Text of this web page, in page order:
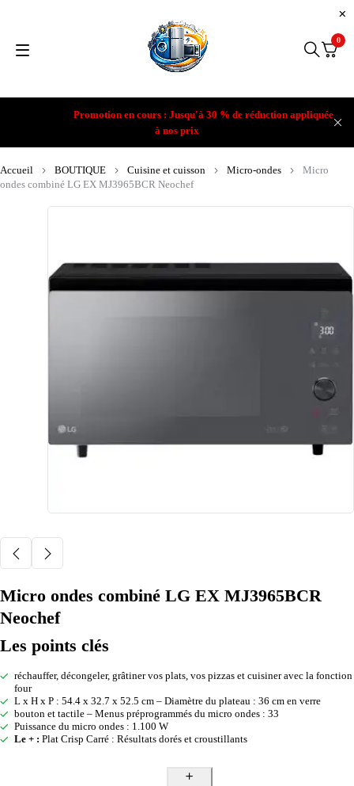
Promotion en cours : Jusqu'à 30 % de réduction appliquée
à nos prix
0
Accueil BOUTIQUE Cuisine et cuisson Micro-ondes
Micro
ondes combiné LG EX MJ3965BCR Neochef
Micro ondes combiné LG EX MJ3965BCR
Neochef
Les points clés
réchauffer, décongeler, grâtiner vos plats, vos pizzas et cuisiner avec la fonction
four
L x H x P : 54.4 x 32.7 x 52.5 cm – Diamètre du plateau : 36 cm en verre
bouton et tactile – Menus préprogrammés du micro ondes : 33
Puissance du micro ondes : 1.100 W
Le + : Plat Crisp Carré : Résultats dorés et croustillants